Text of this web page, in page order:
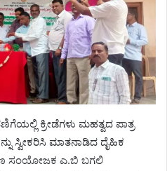
ಕ್ರೀಡೆಗಳು ಮಹತ್ವದ ಪಾತ್ರ
ಸ್ವೀಕರಿಸಿ ಮಾತನಾಡಿದ ದೈಹಿಕ
ಸಂಯೋಜಕ ಎ.ಬಿ ಬಗಲಿ